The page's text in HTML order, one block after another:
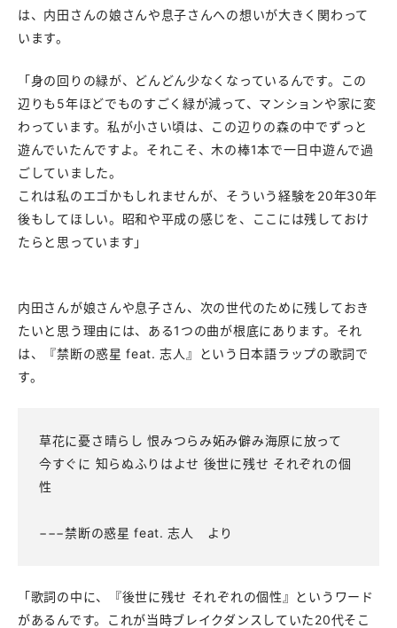
は、内田さんの娘さんや息子さんへの想いが大きく関わって
います。
「身の回りの緑が、どんどん少なくなっているんです。この
辺りも5年ほどでものすごく緑が減って、マンションや家に変
わっています。私が小さい頃は、この辺りの森の中でずっと
遊んでいたんですよ。それこそ、木の棒1本で一日中遊んで過
ごしていました。
これは私のエゴかもしれませんが、そういう経験を20年30年
後もしてほしい。昭和や平成の感じを、ここには残しておけ
たらと思っています」
内田さんが娘さんや息子さん、次の世代のために残しておき
たいと思う理由には、ある1つの曲が根底にあります。それ
は、『禁断の惑星 feat. 志人』という日本語ラップの歌詞で
す。
草花に憂さ晴らし 恨みつらみ妬み僻み海原に放って
今すぐに 知らぬふりはよせ 後世に残せ それぞれの個
性
−−−禁断の惑星 feat. 志人 より
「歌詞の中に、『後世に残せ それぞれの個性』というワード
があるんです。これが当時ブレイクダンスしていた20代そこ